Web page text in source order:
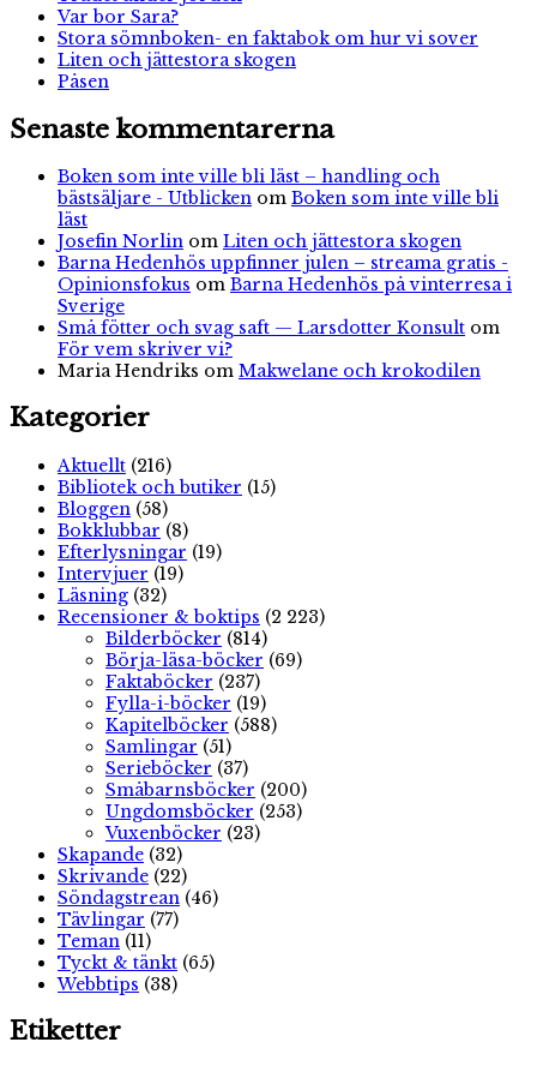
Var bor Sara?
Stora sömnboken- en faktabok om hur vi sover
Liten och jättestora skogen
Påsen
Senaste kommentarerna
Boken som inte ville bli läst – handling och
bästsäljare - Utblicken om Boken som inte ville bli
läst
Josefin Norlin om Liten och jättestora skogen
Barna Hedenhös uppfinner julen – streama gratis -
Opinionsfokus om Barna Hedenhös på vinterresa i
Sverige
Små fötter och svag saft — Larsdotter Konsult om
För vem skriver vi?
Maria Hendriks om Makwelane och krokodilen
Kategorier
Aktuellt (216)
Bibliotek och butiker (15)
Bloggen (58)
Bokklubbar (8)
Efterlysningar (19)
Intervjuer (19)
Läsning (32)
Recensioner & boktips (2 223)
Bilderböcker (814)
Börja-läsa-böcker (69)
Faktaböcker (237)
Fylla-i-böcker (19)
Kapitelböcker (588)
Samlingar (51)
Serieböcker (37)
Småbarnsböcker (200)
Ungdomsböcker (253)
Vuxenböcker (23)
Skapande (32)
Skrivande (22)
Söndagstrean (46)
Tävlingar (77)
Teman (11)
Tyckt & tänkt (65)
Webbtips (38)
Etiketter